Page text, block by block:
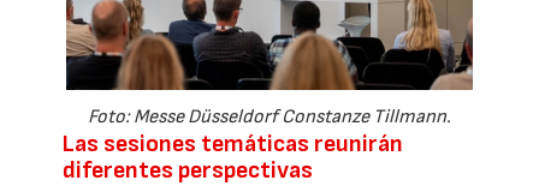
Foto: Messe Düsseldorf Constanze Tillmann.
Las sesiones temáticas reunirán
diferentes perspectivas